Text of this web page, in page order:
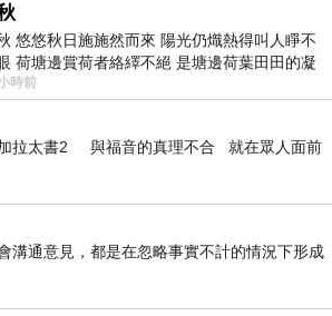
悠悠秋日施施然而來 陽光仍熾熱得叫人睜不
荷塘邊賞荷者絡繹不絕 是塘邊荷葉田田的凝
中飄逸的是映日荷花別樣紅
時前
太書2 與福音的真理不合 就在眾人面前
溝通意見，都是在忽略事實不計的情況下形成